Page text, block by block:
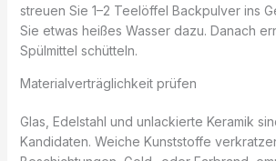
streuen Sie 1–2 Teelöffel Backpulver ins
Sie etwas heißes Wasser dazu. Danach
Spülmittel schütteln.
Materialverträglichkeit prüfen
Glas, Edelstahl und unlackierte Keramik
Kandidaten. Weiche Kunststoffe